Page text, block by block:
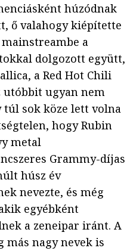
húzódnak
ő valahogy kiépítette
a
dolgozott együtt,
a Red Hot Chili
utóbbit ugyan nem
túl sok köze lett volna
hogy Rubin
metal
Grammy-díjas
húsz év
nevezte, és még
egyébként
a zeneipar iránt. A
más nagy nevek is